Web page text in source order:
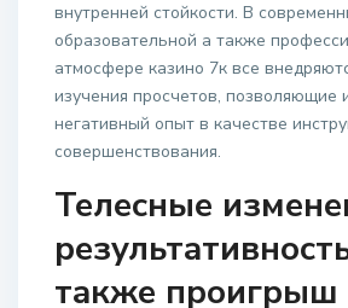
внутренней стойкости. В
образовательной а также
атмосфере казино 7к все
изучения просчетов, позволяющие
негативный опыт в качестве
совершенствования.
Телесные
также проигрыш